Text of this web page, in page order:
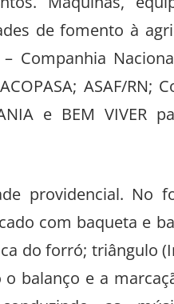
Máquinas,
de fomento à
Companhia
ASAF/RN;
e BEM VIVER
providencial. No
com baqueta e
do forró; triângulo
balanço e a